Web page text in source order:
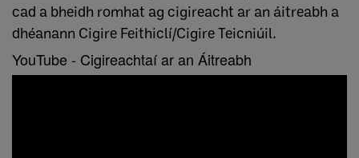
cad a bheidh romhat ag cigireacht ar an áitreabh a
dhéanann Cigire Feithiclí/Cigire Teicniúil.
YouTube - Cigireachtaí ar an Áitreabh